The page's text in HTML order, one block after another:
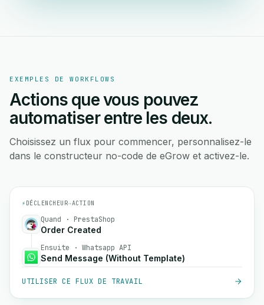
EXEMPLES DE WORKFLOWS
Actions que vous pouvez
automatiser entre les deux.
Choisissez un flux pour commencer, personnalisez-le
dans le constructeur no-code de eGrow et activez-le.
⚡ DÉCLENCHEUR→ACTION
Quand · PrestaShop
Order Created
Ensuite · Whatsapp API
Send Message (Without Template)
UTILISER CE FLUX DE TRAVAIL